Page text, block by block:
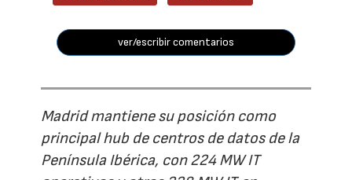
ver/escribir comentarios
Madrid mantiene su posición como
principal hub de centros de datos de la
Península Ibérica, con 224 MW IT